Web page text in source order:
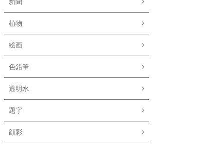
植物
絵画
色鉛筆
透明水
題字
顔彩